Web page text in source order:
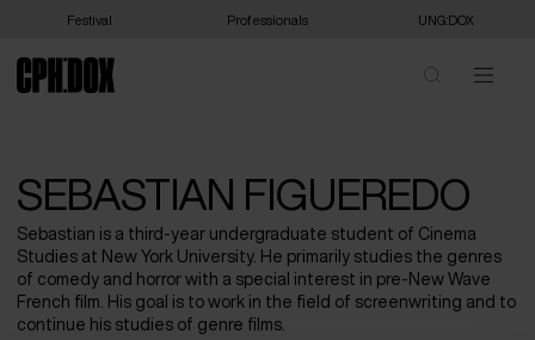
Festival Professionals UNG:DOX
SEBASTIAN FIGUEREDO
Sebastian is a third-year undergraduate student of Cinema
Studies at New York University. He primarily studies the genres
of comedy and horror with a special interest in pre-New Wave
French film. His goal is to work in the field of screenwriting and to
continue his studies of genre films.